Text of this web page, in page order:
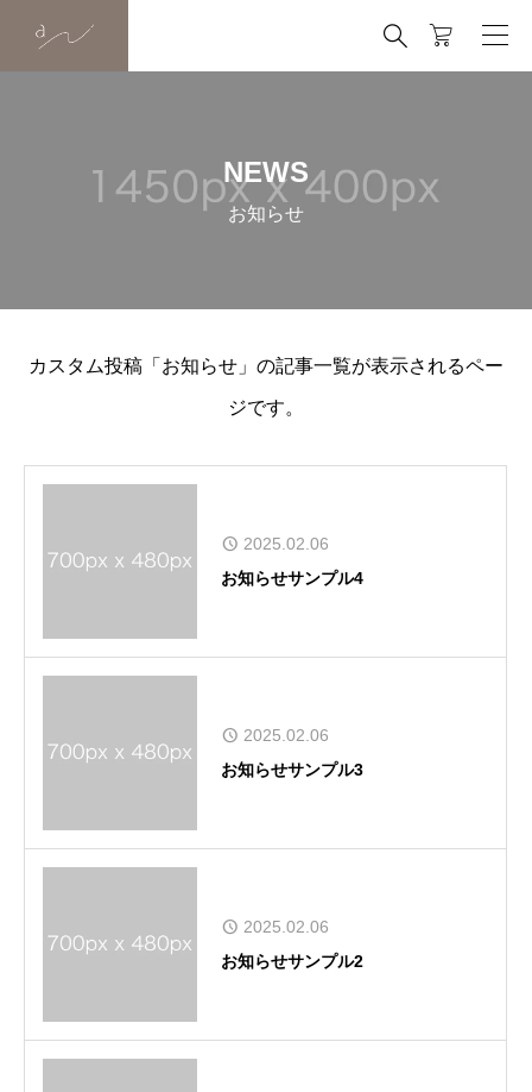

NEWS
お知らせ
カスタム投稿「お知らせ」の記事一覧が表示されるペー
ジです。
2025.02.06
お知らせサンプル4
2025.02.06
お知らせサンプル3
2025.02.06
お知らせサンプル2